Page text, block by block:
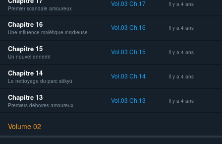
Premier scandale amoureux
Vol.03 Ch.17 Il y a 4 ans
Chapitre 16
Une influence maléfique insidieuse
Vol.03 Ch.16 Il y a 4 ans
Chapitre 15
Un nouvel ennemi
Vol.03 Ch.15 Il y a 4 ans
Chapitre 14
Le nettoyage du parc sôkyû
Vol.03 Ch.14 Il y a 4 ans
Chapitre 13
Premiers déboires amoureux
Vol.03 Ch.13 Il y a 4 ans
Volume 02